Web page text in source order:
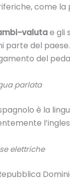
come la
valutae gli
parte del
del
parlata
è la
elettriche